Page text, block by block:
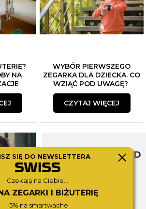
NA
WYBÓR PIERWSZEGO
ZEGARKA DLA DZIECKA. CO
WZIĄĆ POD UWAGĘ?
CZYTAJ WIĘCEJ
SWISS WATCHCARD
SIĘ DO NEWSLETTERA
Czekają na Ciebie...
ZEGARKI I BIŻUTERIĘ
-5% na smartwache